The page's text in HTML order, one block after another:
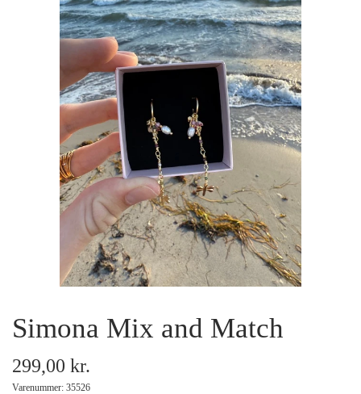
Vandfaste smykker
Øreringe
Ørestikker
Armbånd
Halskæder
Ankelkæder
Mix and Match
Forhandlere
Om mig
Simona Mix and Match
299,00 kr.
Varenummer: 35526